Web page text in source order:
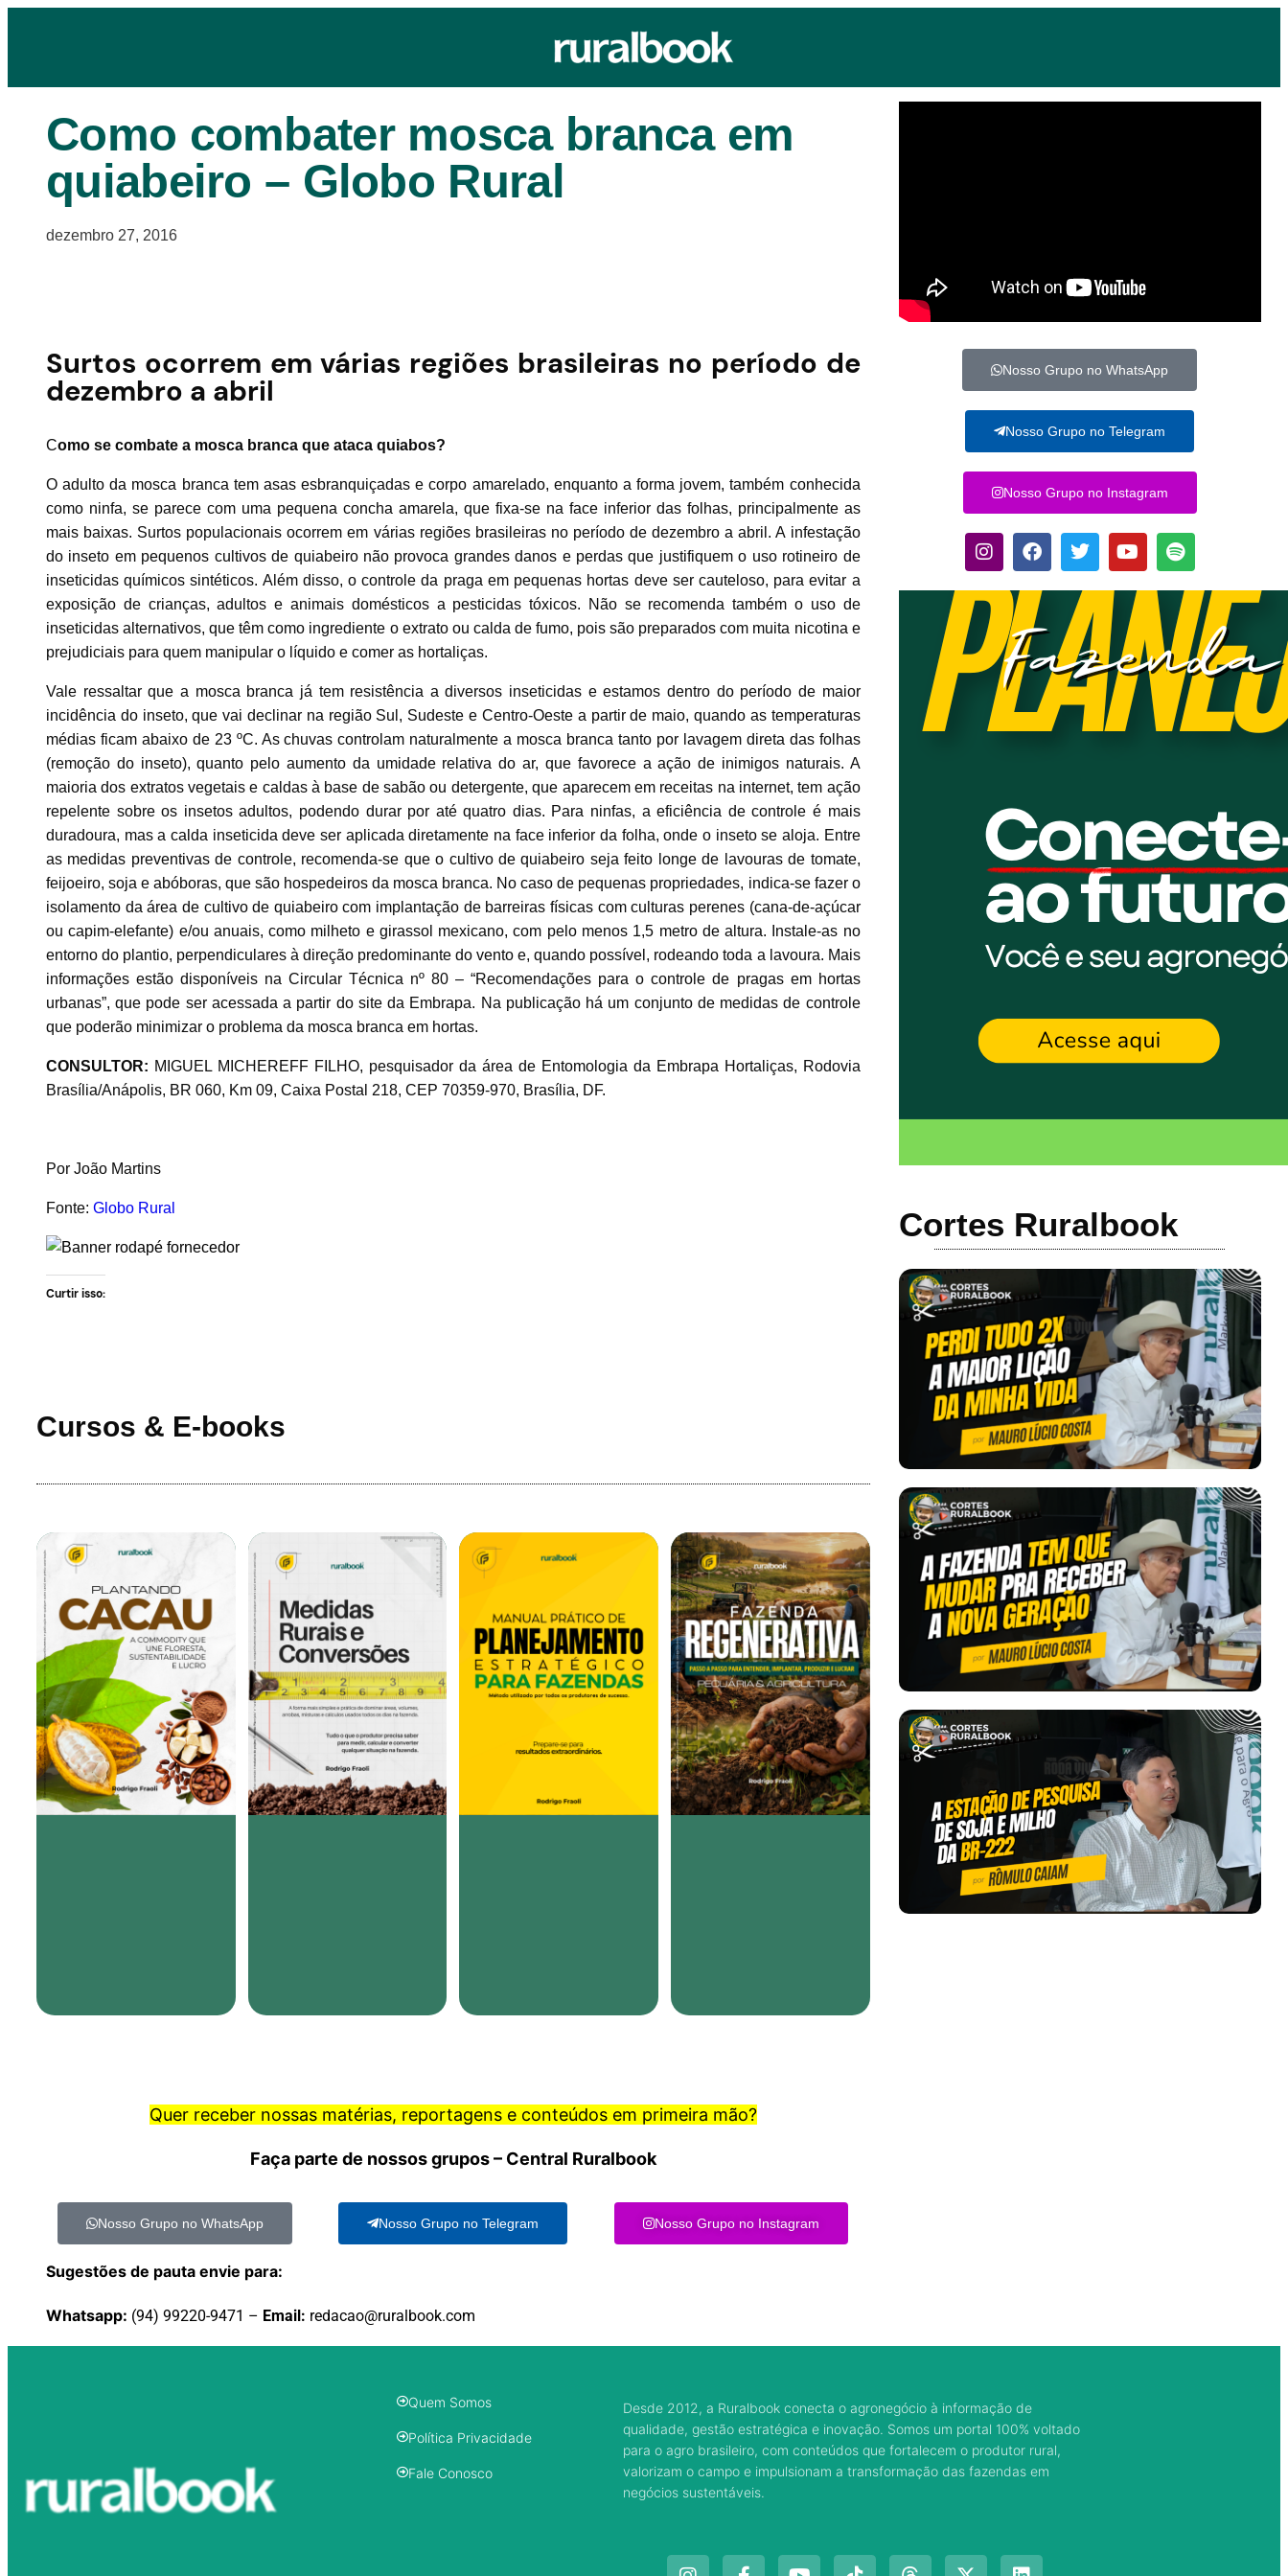
Como combater mosca branca em
quiabeiro – Globo Rural
dezembro 27, 2016
Surtos ocorrem em várias regiões brasileiras no período de
dezembro a abril
Como se combate a mosca branca que ataca quiabos?
O adulto da mosca branca tem asas esbranquiçadas e corpo amarelado, enquanto a forma jovem, também conhecida
como ninfa, se parece com uma pequena concha amarela, que fixa-se na face inferior das folhas, principalmente as
mais baixas. Surtos populacionais ocorrem em várias regiões brasileiras no período de dezembro a abril. A infestação
do inseto em pequenos cultivos de quiabeiro não provoca grandes danos e perdas que justifiquem o uso rotineiro de
inseticidas químicos sintéticos. Além disso, o controle da praga em pequenas hortas deve ser cauteloso, para evitar a
exposição de crianças, adultos e animais domésticos a pesticidas tóxicos. Não se recomenda também o uso de
inseticidas alternativos, que têm como ingrediente o extrato ou calda de fumo, pois são preparados com muita nicotina e
prejudiciais para quem manipular o líquido e comer as hortaliças.
Vale ressaltar que a mosca branca já tem resistência a diversos inseticidas e estamos dentro do período de maior
incidência do inseto, que vai declinar na região Sul, Sudeste e Centro-Oeste a partir de maio, quando as temperaturas
médias ficam abaixo de 23 ºC. As chuvas controlam naturalmente a mosca branca tanto por lavagem direta das folhas
(remoção do inseto), quanto pelo aumento da umidade relativa do ar, que favorece a ação de inimigos naturais. A
maioria dos extratos vegetais e caldas à base de sabão ou detergente, que aparecem em receitas na internet, tem ação
repelente sobre os insetos adultos, podendo durar por até quatro dias. Para ninfas, a eficiência de controle é mais
duradoura, mas a calda inseticida deve ser aplicada diretamente na face inferior da folha, onde o inseto se aloja. Entre
as medidas preventivas de controle, recomenda-se que o cultivo de quiabeiro seja feito longe de lavouras de tomate,
feijoeiro, soja e abóboras, que são hospedeiros da mosca branca. No caso de pequenas propriedades, indica-se fazer o
isolamento da área de cultivo de quiabeiro com implantação de barreiras físicas com culturas perenes (cana-de-açúcar
ou capim-elefante) e/ou anuais, como milheto e girassol mexicano, com pelo menos 1,5 metro de altura. Instale-as no
entorno do plantio, perpendiculares à direção predominante do vento e, quando possível, rodeando toda a lavoura. Mais
informações estão disponíveis na Circular Técnica nº 80 – “Recomendações para o controle de pragas em hortas
urbanas”, que pode ser acessada a partir do site da Embrapa. Na publicação há um conjunto de medidas de controle
que poderão minimizar o problema da mosca branca em hortas.
CONSULTOR: MIGUEL MICHEREFF FILHO, pesquisador da área de Entomologia da Embrapa Hortaliças, Rodovia
Brasília/Anápolis, BR 060, Km 09, Caixa Postal 218, CEP 70359-970, Brasília, DF.
Por João Martins
Fonte: Globo Rural
Curtir isso:
Cursos & E-books
Quer receber nossas matérias, reportagens e conteúdos em primeira mão?
Faça parte de nossos grupos – Central Ruralbook
Nosso Grupo no WhatsApp Nosso Grupo no Telegram Nosso Grupo no Instagram
Sugestões de pauta envie para:
Whatsapp: (94) 99220-9471 – Email: redacao@ruralbook.com
Nosso Grupo no WhatsApp
Nosso Grupo no Telegram
Nosso Grupo no Instagram
Cortes Ruralbook
Quem Somos
Política Privacidade
Fale Conosco
Desde 2012, a Ruralbook conecta o agronegócio à informação de
qualidade, gestão estratégica e inovação. Somos um portal 100% voltado
para o agro brasileiro, com conteúdos que fortalecem o produtor rural,
valorizam o campo e impulsionam a transformação das fazendas em
negócios sustentáveis.